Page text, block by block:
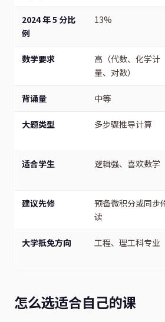
2024 年 5 分比
例
13%
数学要求
高（代数、化学计
量、对数）
背诵量 中等
大题类型 多步骤推导计算
适合学生 逻辑强、喜欢数学
建议先修
预备微积分或同步
读
大学抵免方向 工程、理工科专业
怎么选适合自己的课